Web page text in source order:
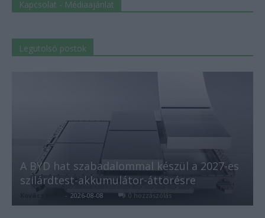
Kapcsolat - Médiaajánlat
Legutolsó postok
A BYD hat szabadalommal készül a 2027-es
szilárdtest-akkumulátor-áttörésre
- 2026-08-08 0 hozzászólás